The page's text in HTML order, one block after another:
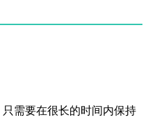
需要在很长的时间内保持